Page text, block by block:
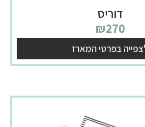
דוריס
₪270
בפרטי המארז